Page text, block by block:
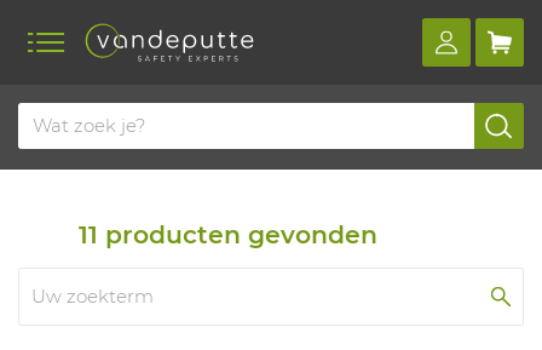
Home Producten
Hoofd- en nekbescherming
11 producten gevonden